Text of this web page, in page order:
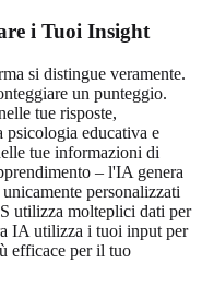
i Tuoi Insight
si distingue veramente.
un punteggio.
tue risposte,
educativa e
tue informazioni di
– l'IA genera
personalizzati
utilizza molteplici dati per
IA utilizza i tuoi input per
efficace per il tuo